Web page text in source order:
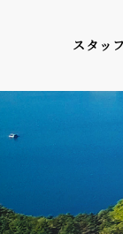
スタッ